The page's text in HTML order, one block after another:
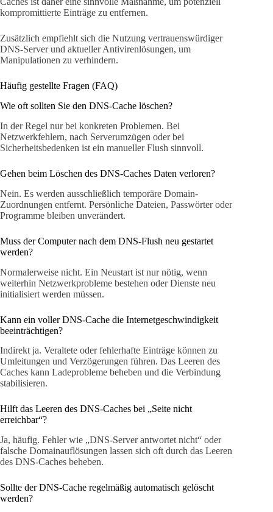
kompromittierte Einträge zu entfernen.
Zusätzlich empfiehlt sich die Nutzung vertrauenswürdiger
DNS-Server und aktueller Antivirenlösungen, um
Manipulationen zu verhindern.
Häufig gestellte Fragen (FAQ)
Wie oft sollten Sie den DNS-Cache löschen?
In der Regel nur bei konkreten Problemen. Bei
Netzwerkfehlern, nach Serverumzügen oder bei
Sicherheitsbedenken ist ein manueller Flush sinnvoll.
Gehen beim Löschen des DNS-Caches Daten verloren?
Nein. Es werden ausschließlich temporäre Domain-
Zuordnungen entfernt. Persönliche Dateien, Passwörter oder
Programme bleiben unverändert.
Muss der Computer nach dem DNS-Flush neu gestartet
werden?
Normalerweise nicht. Ein Neustart ist nur nötig, wenn
weiterhin Netzwerkprobleme bestehen oder Dienste neu
initialisiert werden müssen.
Kann ein voller DNS-Cache die Internetgeschwindigkeit
beeinträchtigen?
Indirekt ja. Veraltete oder fehlerhafte Einträge können zu
Umleitungen und Verzögerungen führen. Das Leeren des
Caches kann Ladeprobleme beheben und die Verbindung
stabilisieren.
Hilft das Leeren des DNS-Caches bei „Seite nicht
erreichbar“?
Ja, häufig. Fehler wie „DNS-Server antwortet nicht“ oder
falsche Domainauflösungen lassen sich oft durch das Leeren
des DNS-Caches beheben.
Sollte der DNS-Cache regelmäßig automatisch gelöscht
werden?